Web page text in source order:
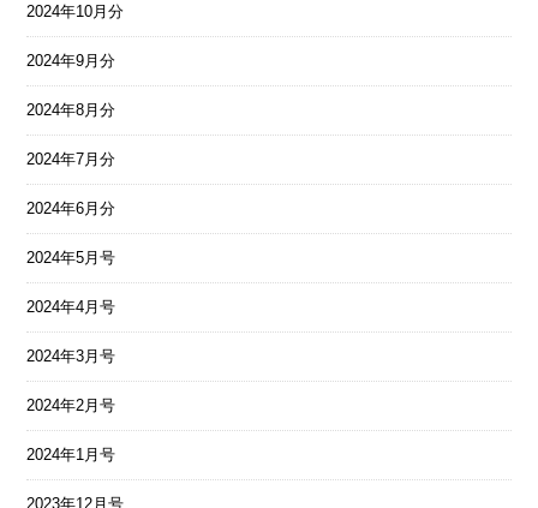
2024年10月分
2024年9月分
2024年8月分
2024年7月分
2024年6月分
2024年5月号
2024年4月号
2024年3月号
2024年2月号
2024年1月号
2023年12月号